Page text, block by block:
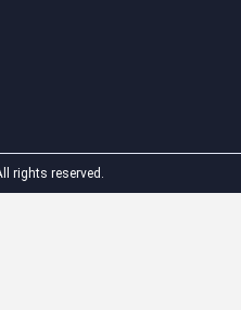
rights reserved.